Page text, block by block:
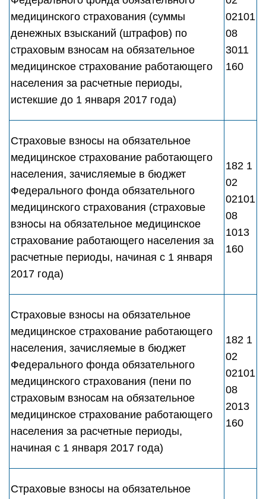
медицинского страхования (суммы
денежных взысканий (штрафов) по
страховым взносам на обязательное
медицинское страхование работающего
населения за расчетные периоды,
истекшие до 1 января 2017 года)
02101
08
3011
160
Страховые взносы на обязательное
медицинское страхование работающего
населения, зачисляемые в бюджет
Федерального фонда обязательного
медицинского страхования (страховые
взносы на обязательное медицинское
страхование работающего населения за
расчетные периоды, начиная с 1 января
2017 года)
182 1
02
02101
08
1013
160
Страховые взносы на обязательное
медицинское страхование работающего
населения, зачисляемые в бюджет
Федерального фонда обязательного
медицинского страхования (пени по
страховым взносам на обязательное
медицинское страхование работающего
населения за расчетные периоды,
начиная с 1 января 2017 года)
182 1
02
02101
08
2013
160
Страховые взносы на обязательное